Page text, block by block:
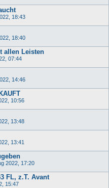
18:43
18:40
allen Leisten
07:44
14:46
10:56
13:48
13:41
2022, 17:20
FL, z.T. Avant
15:47